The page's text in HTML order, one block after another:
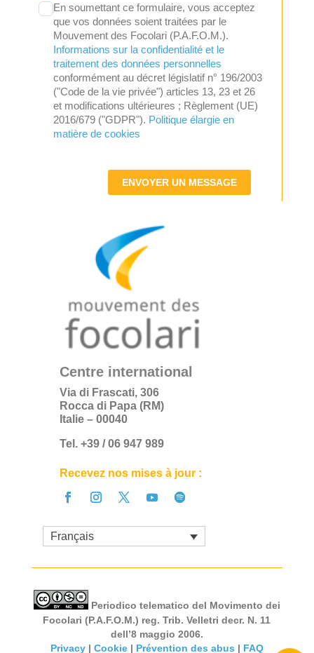
En soumettant ce formulaire, vous acceptez
que vos données soient traitées par le
Mouvement des Focolari (P.A.F.O.M.).
Informations sur la confidentialité et le
traitement des données personnelles
conformément au décret législatif n° 196/2003
("Code de la vie privée") articles 13, 23 et 26
et modifications ultérieures ; Règlement (UE)
2016/679 ("GDPR"). Politique élargie en
matière de cookies
ENVOYER UN MESSAGE
Centre international
Via di Frascati, 306
Rocca di Papa (RM)
Italie – 00040
Tel. +39 / 06 947 989
Recevez nos mises à jour :
Français
Periodico telematico del Movimento dei
Focolari (P.A.F.O.M.) reg. Trib. Velletri decr. N. 11
dell’8 maggio 2006.
Privacy| Cookie| Prévention des abus | FAQ